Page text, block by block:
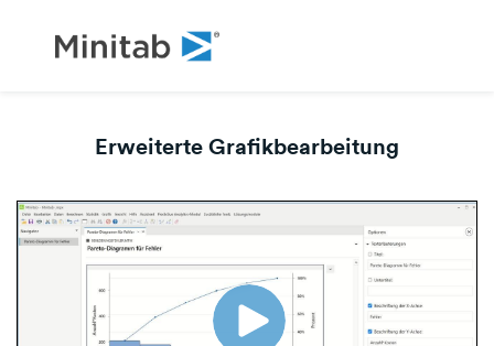
Erweiterte Grafikbearbeitung